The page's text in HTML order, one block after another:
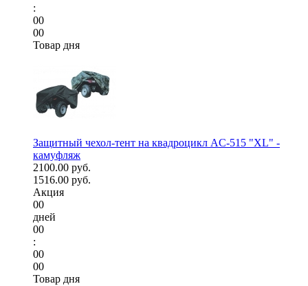
:
00
00
Товар дня
Защитный чехол-тент на квадроцикл AC-515 "XL" -
камуфляж
2100.00 руб.
1516.00 руб.
Акция
00
дней
00
:
00
00
Товар дня